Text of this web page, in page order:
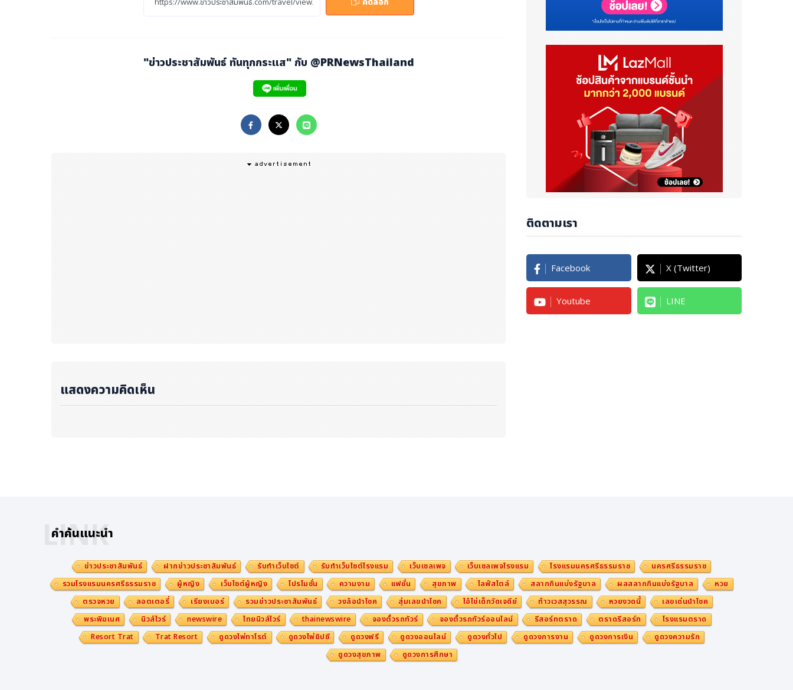
"ข่าวประชาสัมพันธ์ ทันทุกกระแส" กับ @PRNewsThailand
แสดงความคิดเห็น
ติดตามเรา
Facebook X (Twitter)
Youtube LINE
คำค้นแนะนำ
LINK
ข่าวประชาสัมพันธ์ ฝากข่าวประชาสัมพันธ์ รับทำเว็บไซต์ รับทำเว็บไซต์โรงแรม เว็บเซลเพจ เว็บเซลเพจโรงแรม โรงแรมนครศรีธรรมราช
นครศรีธรรมราช
รวมโรงแรมนครศรีธรรมราช
ผู้หญิง เว็บไซต์ผู้หญิง โปรโมชั่น ความงาม แฟชั่น สุขภาพ ไลฟ์สไตล์ สลากกินแบ่งรัฐบาล ผลสลากกินแบ่งรัฐบาล
หวย
ตรวจหวย
ลอตเตอรี่ เรียงเบอร์ รวมข่าวประชาสัมพันธ์ วงล้อนำโชค สุ่มเลขนำโชค ไอ้ไข่เด็กวัดเจดีย์ ท้าวเวสสุวรรณ หวยงวดนี้
เลขเด่นนำโชค
พระพิฆเนศ
นิวส์ไวร์ newswire ไทยนิวส์ไวร์ thainewswire จองตั๋วรถทัวร์ จองตั๋วรถทัวร์ออนไลน์ รีสอร์ทตราด ตราดรีสอร์ท
โรงแรมตราด
Resort Trat
Trat Resort ดูดวงไพ่ทาโรต์ ดูดวงไพ่ยิปซี ดูดวงฟรี ดูดวงออนไลน์ ดูดวงทั่วไป ดูดวงการงาน ดูดวงการเงิน
ดูดวงความรัก
ดูดวงสุขภาพ
ดูดวงการศึกษา